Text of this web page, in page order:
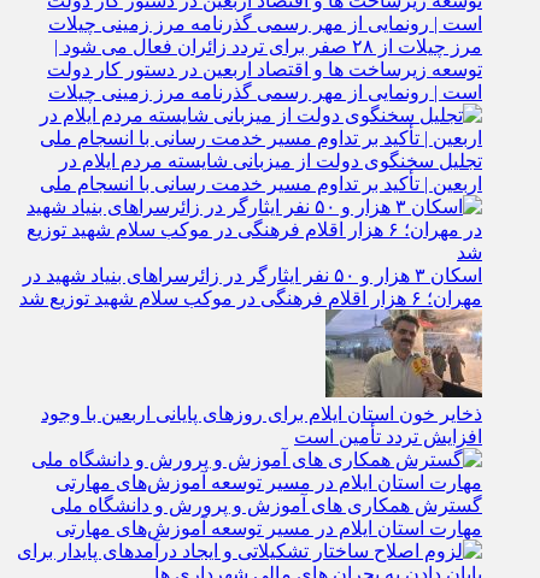
مرز چیلات از ۲۸ صفر برای تردد زائران فعال می‌ شود |
توسعه زیرساخت‌ ها و اقتصاد اربعین در دستور کار دولت
است | رونمایی از مهر رسمی گذرنامه مرز زمینی چیلات
تجلیل سخنگوی دولت از میزبانی شایسته مردم ایلام در
اربعین | تأکید بر تداوم مسیر خدمت‌ رسانی با انسجام ملی
اسکان ۳ هزار و ۵۰ نفر ایثارگر در زائرسراهای بنیاد شهید در
مهران؛ ۶ هزار اقلام فرهنگی در موکب سلام شهید توزیع شد
ذخایر خون استان ایلام برای روزهای پایانی اربعین با وجود
افزایش تردد تأمین است
گسترش همکاری‌ های آموزش و پرورش و دانشگاه ملی
مهارت استان ایلام در مسیر توسعه آموزش‌های مهارتی